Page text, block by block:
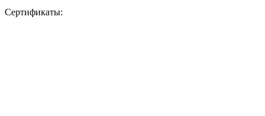
Сертификаты: